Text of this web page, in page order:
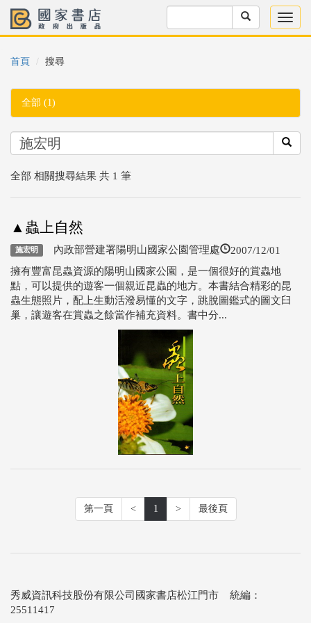
首頁 搜尋
全部 (1)
全部 相關搜尋結果 共 1 筆
▲蟲上自然
施宏明 內政部營建署陽明山國家公園管理處 2007/12/01
擁有豐富昆蟲資源的陽明山國家公園，是一個很好的賞蟲地
點，可以提供的遊客一個親近昆蟲的地方。本書結合精彩的昆
蟲生態照片，配上生動活潑易懂的文字，跳脫圖鑑式的圖文臼
巢，讓遊客在賞蟲之餘當作補充資料。書中分...
第一頁 < 1 > 最後頁
秀威資訊科技股份有限公司國家書店松江門市 統編：
25511417